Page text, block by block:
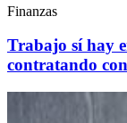
Finanzas
Trabajo sí hay
contratando